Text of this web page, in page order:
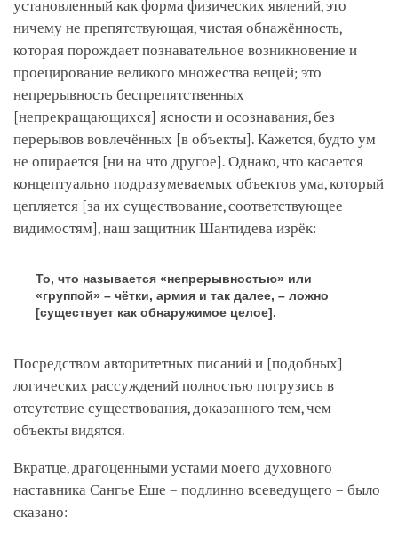
установленный как форма физических явлений, это
ничему не препятствующая, чистая обнажённость,
которая порождает познавательное возникновение и
проецирование великого множества вещей; это
непрерывность беспрепятственных
[непрекращающихся] ясности и осознавания, без
перерывов вовлечённых [в объекты]. Кажется, будто ум
не опирается [ни на что другое]. Однако, что касается
концептуально подразумеваемых объектов ума, который
цепляется [за их существование, соответствующее
видимостям], наш защитник Шантидева изрёк:
То, что называется «непрерывностью» или
«группой» – чётки, армия и так далее, – ложно
[существует как обнаружимое целое].
Посредством авторитетных писаний и [подобных]
логических рассуждений полностью погрузись в
отсутствие существования, доказанного тем, чем
объекты видятся.
Вкратце, драгоценными устами моего духовного
наставника Сангье Еше – подлинно всеведущего – было
сказано: